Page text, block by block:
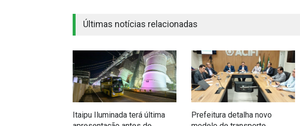
Últimas notícias relacionadas
Itaipu Iluminada terá última
Prefeitura detalha novo